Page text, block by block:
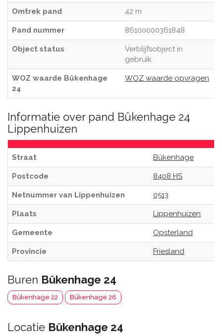
Omtrek pand 42 m
Pand nummer 86100000361848
Object status
Verblijfsobject in
gebruik
WOZ waarde Bûkenhage
24
WOZ waarde opvragen
Informatie over pand Bûkenhage 24
Lippenhuizen
Straat Bûkenhage
Postcode 8408 HS
Netnummer van Lippenhuizen 0513
Plaats Lippenhuizen
Gemeente Opsterland
Provincie Friesland
Buren Bûkenhage 24
Bûkenhage 22 Bûkenhage 26
Locatie Bûkenhage 24